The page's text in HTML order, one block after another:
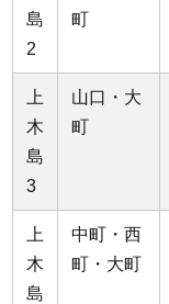
島
2
町
上
木
島
3
山口・大
町
上
木
島
中町・西
町・大町